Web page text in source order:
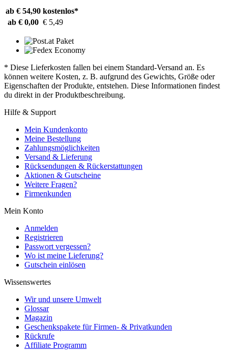
ab € 54,90 kostenlos*
ab € 0,00 € 5,49
* Diese Lieferkosten fallen bei einem Standard-Versand an. Es
können weitere Kosten, z. B. aufgrund des Gewichts, Größe oder
Eigenschaften der Produkte, entstehen. Diese Informationen findest
du direkt in der Produktbeschreibung.
Hilfe & Support
Mein Kundenkonto
Meine Bestellung
Zahlungsmöglichkeiten
Versand & Lieferung
Rücksendungen & Rückerstattungen
Aktionen & Gutscheine
Weitere Fragen?
Firmenkunden
Mein Konto
Anmelden
Registrieren
Passwort vergessen?
Wo ist meine Lieferung?
Gutschein einlösen
Wissenswertes
Wir und unsere Umwelt
Glossar
Magazin
Geschenkspakete für Firmen- & Privatkunden
Rückrufe
Affiliate Programm